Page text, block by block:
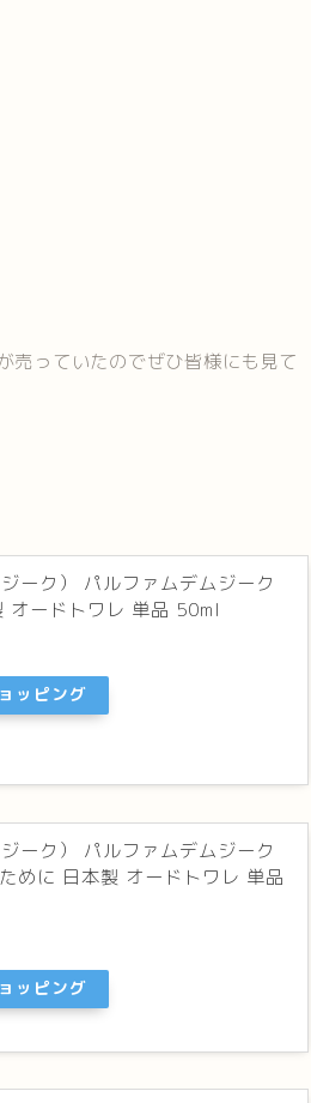
売っていたのでぜひ皆様にも見て
ーク） パルファムデムジーク
オードトワレ 単品 50ml
ッピング
ーク） パルファムデムジーク
めに 日本製 オードトワレ 単品
ッピング